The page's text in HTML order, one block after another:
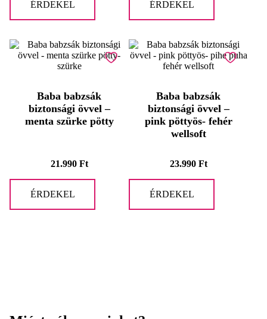
14.990 Ft.
9.990 Ft.
ÉRDEKEL ÉRDEKEL
Baba babzsák
biztonsági övvel –
menta szürke pötty
21.990 Ft
ÉRDEKEL
Baba babzsák
biztonsági övvel –
pink pöttyös- fehér
wellsoft
23.990 Ft
ÉRDEKEL